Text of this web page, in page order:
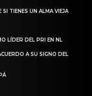
SI TIENES UN ALMA VIEJA
LÍDER DEL PRI EN NL
A SU SIGNO DEL